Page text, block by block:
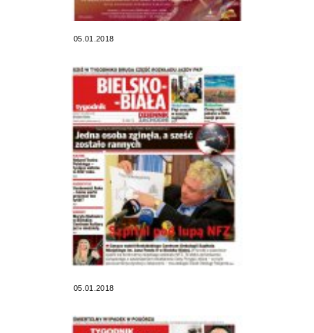
05.01.2018
05.01.2018